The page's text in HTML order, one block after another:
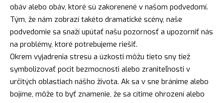
obáv alebo obáv, ktoré sú zakorenené v našom podvedomí.
Tým, že nám zobrazí takéto dramatické scény, naše
podvedomie sa snaží upútať našu pozornosť a upozorniť nás
na problémy, ktoré potrebujeme riešiť.
Okrem vyjadrenia stresu a úzkosti môžu tieto sny tiež
symbolizovať pocit bezmocnosti alebo zraniteľnosti v
určitých oblastiach nášho života. Ak sa v sne bránime alebo
bojíme, môže to byť znamenie, že sa cítime ohrození alebo